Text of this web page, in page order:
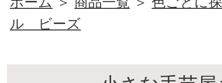
ル ビーズ